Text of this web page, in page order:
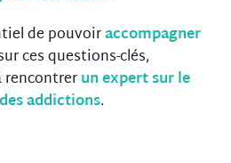
de pouvoiraccompagner
ces questions-clés,
rencontrerun expert sur le
addictions.